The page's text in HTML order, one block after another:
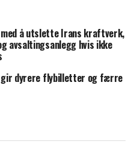
å utslette Irans kraftverk,
avsaltingsanlegg hvis ikke
gir dyrere flybilletter og færre